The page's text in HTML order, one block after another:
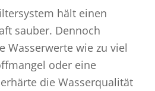
hält einen
sauber. Dennoch
Wasserwerte wie zu viel
oder eine
die Wasserqualität